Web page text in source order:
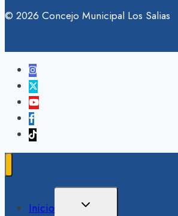
© 2026 Concejo Municipal Los Salias
Inicio Ampliar